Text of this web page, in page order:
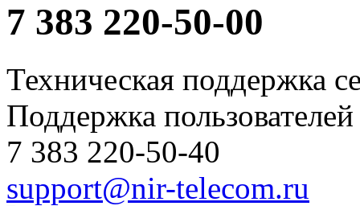
7 383 220-50-00
Техническая поддержка
Поддержка
7 383 220-50-40
support@nir-telecom.ru